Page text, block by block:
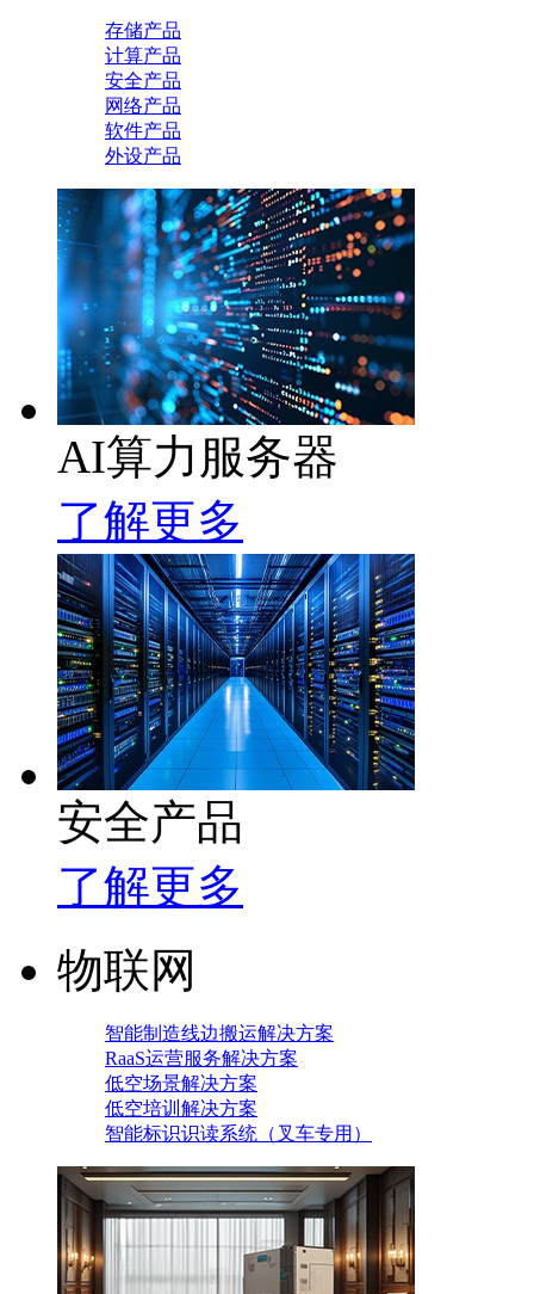
存储产品
计算产品
安全产品
网络产品
软件产品
外设产品
AI算力服务器
了解更多
安全产品
了解更多
物联网
智能制造线边搬运解决方案
RaaS运营服务解决方案
低空场景解决方案
低空培训解决方案
智能标识识读系统（叉车专用）